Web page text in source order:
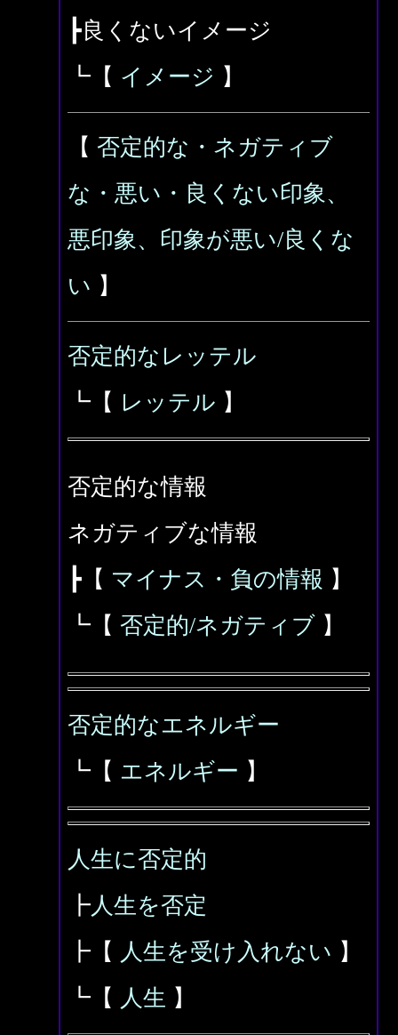
┣良くないイメージ
┗【 イメージ 】
【 否定的な・ネガティブ
な・悪い・良くない印象、
悪印象、印象が悪い/良くな
い 】
否定的なレッテル
┗【 レッテル 】
否定的な情報
ネガティブな情報
┣【 マイナス・負の情報 】
┗【 否定的/ネガティブ 】
否定的なエネルギー
┗【 エネルギー 】
人生に否定的
┣人生を否定
┣【 人生を受け入れない 】
┗【 人生 】